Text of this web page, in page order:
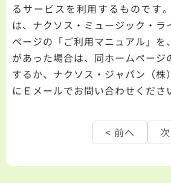
るサービスを利用するものです
は、ナクソス・ミュージック・ラ
ページの「ご利用マニュアル」を
があった場合は、同ホームページ
するか、ナクソス・ジャパン（株
にＥメールでお問い合わせくださ
< 前へ